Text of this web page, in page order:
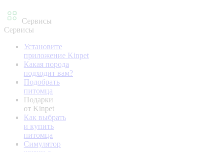
Сервисы
Сервисы
Установите
приложение Kinpet
Какая порода
подходит вам?
Подобрать
питомца
Подарки
от Kinpet
Как выбрать
и купить
питомца
Симулятор